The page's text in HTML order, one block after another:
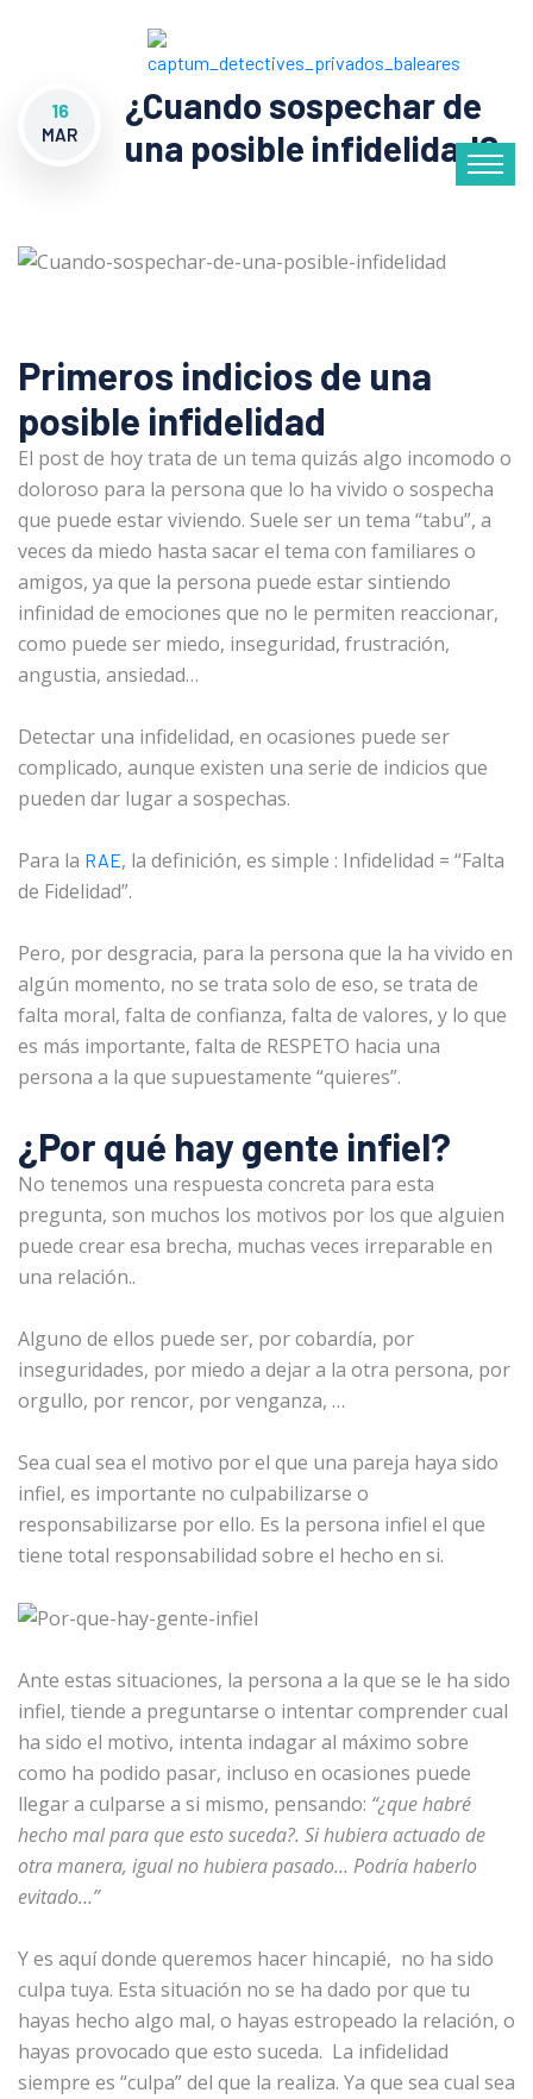
16
MAR
¿Cuando sospechar de
una posible infidelidad?
Primeros indicios de una
posible infidelidad
El post de hoy trata de un tema quizás algo incomodo o
doloroso para la persona que lo ha vivido o sospecha
que puede estar viviendo. Suele ser un tema “tabu”, a
veces da miedo hasta sacar el tema con familiares o
amigos, ya que la persona puede estar sintiendo
infinidad de emociones que no le permiten reaccionar,
como puede ser miedo, inseguridad, frustración,
angustia, ansiedad…
Detectar una infidelidad, en ocasiones puede ser
complicado, aunque existen una serie de indicios que
pueden dar lugar a sospechas.
Para la RAE, la definición, es simple : Infidelidad = “Falta
de Fidelidad”.
Pero, por desgracia, para la persona que la ha vivido en
algún momento, no se trata solo de eso, se trata de
falta moral, falta de confianza, falta de valores, y lo que
es más importante, falta de RESPETO hacia una
persona a la que supuestamente “quieres”.
¿Por qué hay gente infiel?
No tenemos una respuesta concreta para esta
pregunta, son muchos los motivos por los que alguien
puede crear esa brecha, muchas veces irreparable en
una relación..
Alguno de ellos puede ser, por cobardía, por
inseguridades, por miedo a dejar a la otra persona, por
orgullo, por rencor, por venganza, …
Sea cual sea el motivo por el que una pareja haya sido
infiel, es importante no culpabilizarse o
responsabilizarse por ello. Es la persona infiel el que
tiene total responsabilidad sobre el hecho en si.
Ante estas situaciones, la persona a la que se le ha sido
infiel, tiende a preguntarse o intentar comprender cual
ha sido el motivo, intenta indagar al máximo sobre
como ha podido pasar, incluso en ocasiones puede
llegar a culparse a si mismo, pensando: “¿que habré
hecho mal para que esto suceda?. Si hubiera actuado de
otra manera, igual no hubiera pasado… Podría haberlo
evitado…”
Y es aquí donde queremos hacer hincapié, no ha sido
culpa tuya. Esta situación no se ha dado por que tu
hayas hecho algo mal, o hayas estropeado la relación, o
hayas provocado que esto suceda. La infidelidad
siempre es “culpa” del que la realiza. Ya que sea cual sea